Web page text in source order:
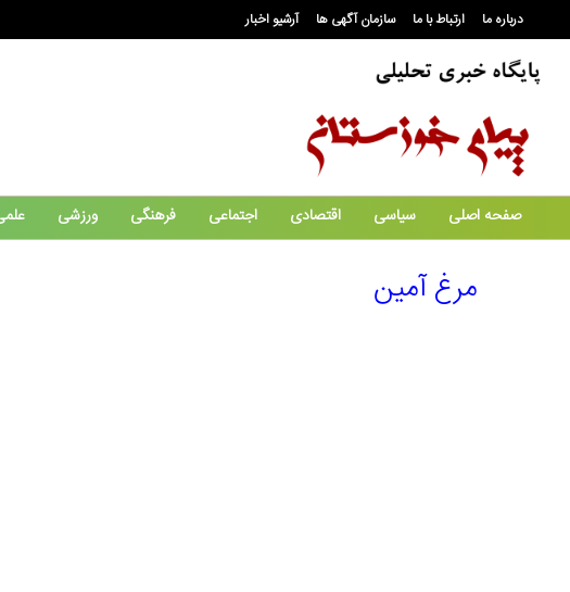
درباره ما ارتباط با ما سازمان آگهی ها آرشیو اخبار
صفحه اصلی سیاسی اقتصادی اجتماعی فرهنگی ورزشی
مرغ آمین